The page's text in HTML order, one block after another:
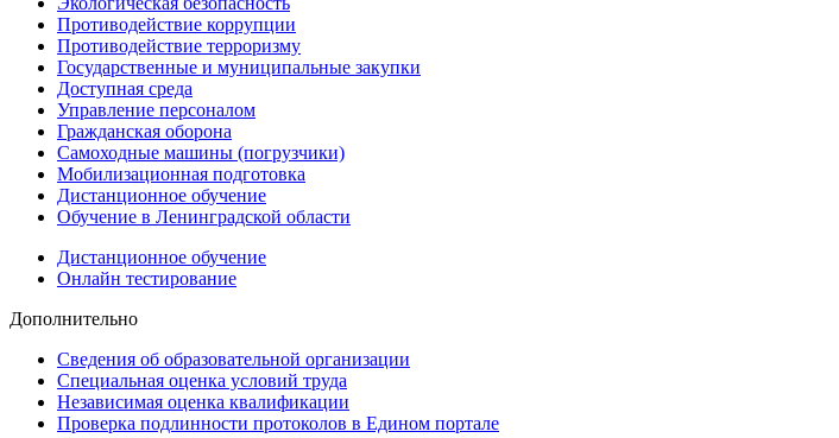
Противодействие коррупции
Противодействие терроризму
Государственные и муниципальные закупки
Доступная среда
Управление персоналом
Гражданская оборона
Самоходные машины (погрузчики)
Мобилизационная подготовка
Дистанционное обучение
Обучение в Ленинградской области
Дистанционное обучение
Онлайн тестирование
Дополнительно
Сведения об образовательной организации
Cпециальная оценка условий труда
Независимая оценка квалификации
Проверка подлинности протоколов в Едином портале